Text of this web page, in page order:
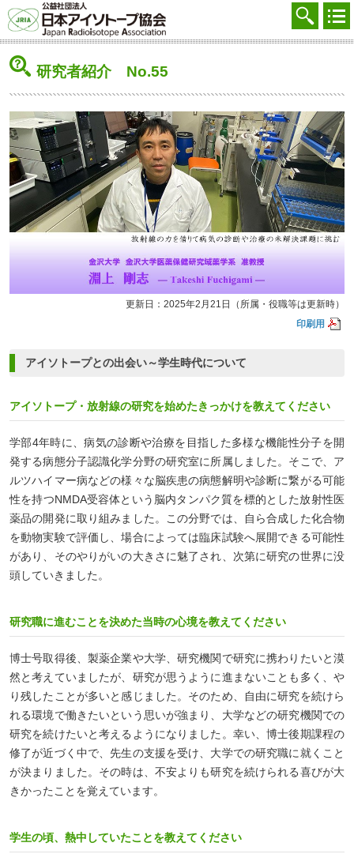
協会を知る
参加する
学ぶ・調べる
会員マイページ
FAQ
採用
研究者紹介 No.55
更新日：2025年2月21日（所属・役職等は更新時）
印刷用
アイソトープとの出会い～学生時代について
アイソトープ・放射線の研究を始めたきっかけを教えてください
学部4年時に、病気の診断や治療を目指した多様な機能性分子を開
発する病態分子認識化学分野の研究室に所属しました。そこで、ア
ルツハイマー病などの様々な脳疾患の病態解明や診断に繋がる可能
性を持つNMDA受容体という脳内タンパク質を標的とした放射性医
薬品の開発に取り組みました。この分野では、自ら合成した化合物
を動物実験で評価し、場合によっては臨床試験へ展開できる可能性
があり、そのやりがいの大きさに魅了され、次第に研究の世界に没
頭していきました。
研究職に進むことを決めた当時の心境を教えてください
博士号取得後、製薬企業や大学、研究機関で研究に携わりたいと漠
然と考えていましたが、研究が思うように進まないことも多く、や
り残したことが多いと感じました。そのため、自由に研究を続けら
れる環境で働きたいという思いが強まり、大学などの研究機関での
研究を続けたいと考えるようになりました。幸い、博士後期課程の
修了が近づく中で、先生の支援を受け、大学での研究職に就くこと
が決まりました。その時は、不安よりも研究を続けられる喜びが大
きかったことを覚えています。
学生の頃、熱中していたことを教えてください